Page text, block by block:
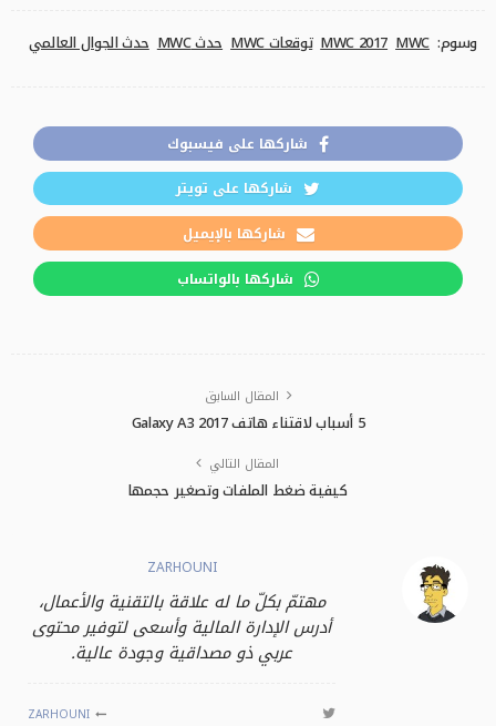
وسوم: MWC
MWC 2017 توقعات MWC حدث MWC حدث الجوال العالمي
شاركها على فيسبوك
شاركها على تويتر
شاركها بالإيميل
شاركها بالواتساب
المقال السابق
5 أسباب لاقتناء هاتف Galaxy A3 2017
المقال التالي
كيفية ضغط الملفات وتصغير حجمها
ZARHOUNI
مهتمّ بكلّ ما له علاقة بالتقنية والأعمال،
أدرس الإدارة المالية وأسعى لتوفير محتوى
عربي ذو مصداقية وجودة عالية.
ZARHOUNI